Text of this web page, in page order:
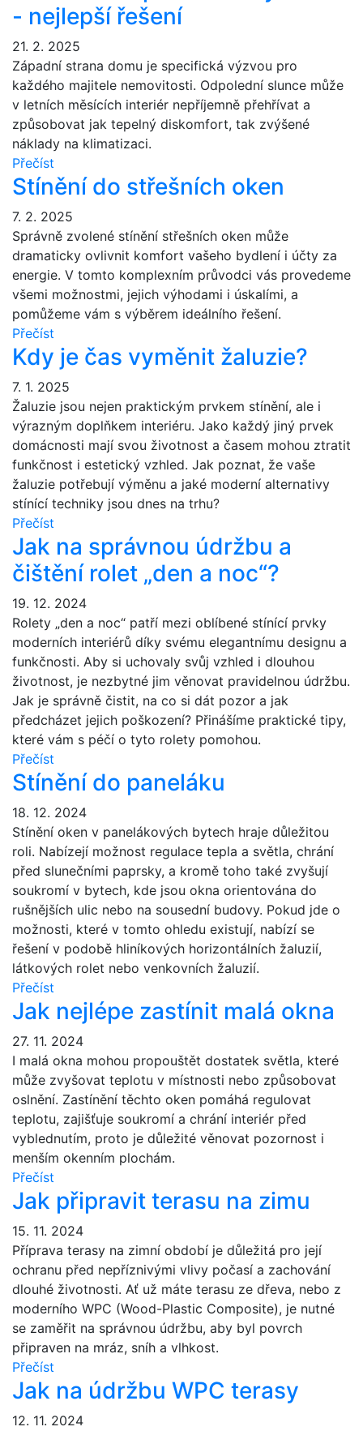
- nejlepší řešení
21. 2. 2025
Západní strana domu je specifická výzvou pro
každého majitele nemovitosti. Odpolední slunce může
v letních měsících interiér nepříjemně přehřívat a
způsobovat jak tepelný diskomfort, tak zvýšené
náklady na klimatizaci.
Přečíst
Stínění do střešních oken
7. 2. 2025
Správně zvolené stínění střešních oken může
dramaticky ovlivnit komfort vašeho bydlení i účty za
energie. V tomto komplexním průvodci vás provedeme
všemi možnostmi, jejich výhodami i úskalími, a
pomůžeme vám s výběrem ideálního řešení.
Přečíst
Kdy je čas vyměnit žaluzie?
7. 1. 2025
Žaluzie jsou nejen praktickým prvkem stínění, ale i
výrazným doplňkem interiéru. Jako každý jiný prvek
domácnosti mají svou životnost a časem mohou ztratit
funkčnost i estetický vzhled. Jak poznat, že vaše
žaluzie potřebují výměnu a jaké moderní alternativy
stínící techniky jsou dnes na trhu?
Přečíst
Jak na správnou údržbu a
čištění rolet „den a noc“?
19. 12. 2024
Rolety „den a noc“ patří mezi oblíbené stínící prvky
moderních interiérů díky svému elegantnímu designu a
funkčnosti. Aby si uchovaly svůj vzhled i dlouhou
životnost, je nezbytné jim věnovat pravidelnou údržbu.
Jak je správně čistit, na co si dát pozor a jak
předcházet jejich poškození? Přinášíme praktické tipy,
které vám s péčí o tyto rolety pomohou.
Přečíst
Stínění do paneláku
18. 12. 2024
Stínění oken v panelákových bytech hraje důležitou
roli. Nabízejí možnost regulace tepla a světla, chrání
před slunečními paprsky, a kromě toho také zvyšují
soukromí v bytech, kde jsou okna orientována do
rušnějších ulic nebo na sousední budovy. Pokud jde o
možnosti, které v tomto ohledu existují, nabízí se
řešení v podobě hliníkových horizontálních žaluzií,
látkových rolet nebo venkovních žaluzií.
Přečíst
Jak nejlépe zastínit malá okna
27. 11. 2024
I malá okna mohou propouštět dostatek světla, které
může zvyšovat teplotu v místnosti nebo způsobovat
oslnění. Zastínění těchto oken pomáhá regulovat
teplotu, zajišťuje soukromí a chrání interiér před
vyblednutím, proto je důležité věnovat pozornost i
menším okenním plochám.
Přečíst
Jak připravit terasu na zimu
15. 11. 2024
Příprava terasy na zimní období je důležitá pro její
ochranu před nepříznivými vlivy počasí a zachování
dlouhé životnosti. Ať už máte terasu ze dřeva, nebo z
moderního WPC (Wood-Plastic Composite), je nutné
se zaměřit na správnou údržbu, aby byl povrch
připraven na mráz, sníh a vlhkost.
Přečíst
Jak na údržbu WPC terasy
12. 11. 2024